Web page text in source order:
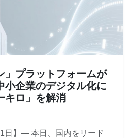
」プラットフォームが
小企業のデジタル化に
キロ」を解消
日】― 本日、国内をリード